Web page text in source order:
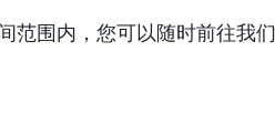
范围内，您可以随时前往我